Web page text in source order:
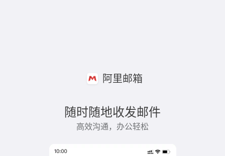
阿里邮箱
随时随地收发邮件
高效沟通，办公轻松